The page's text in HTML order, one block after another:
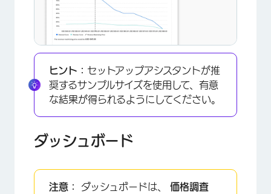
ヒント： セットアップアシスタントが推
奨するサンプルサイズを使用して、有意
な結果が得られるようにしてください。
ダッシュボード
注意： ダッシュボードは、 価格調査